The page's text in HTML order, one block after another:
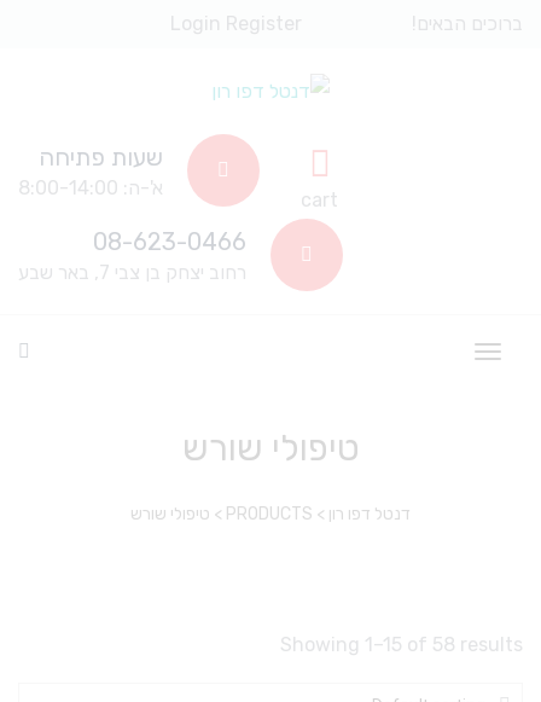
ברוכים הבאים! Login Register
cart
שעות פתיחה
א'-ה: 8:00-14:00
08-623-0466
רחוב יצחק בן צבי 7, באר שבע
טיפולי שורש
דנטל דפו רון >
PRODUCTS
> טיפולי שורש
Showing 1–15 of 58 results